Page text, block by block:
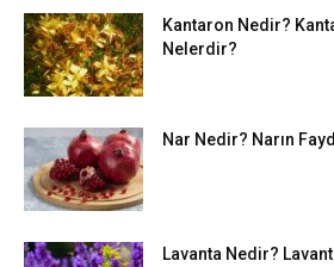
Kantaron Nedir?
Nelerdir?
Nar Nedir? Narın
Lavanta Nedir?